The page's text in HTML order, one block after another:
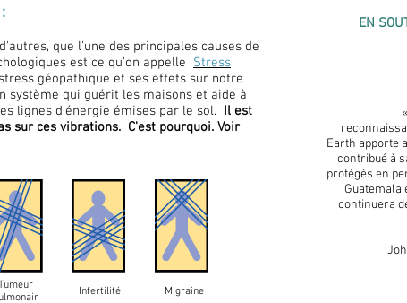
que l'une des principales causes de
est ce qu'on appelle Stress
géopathique et ses effets sur notre
système qui guérit les maisons et aide à
lignes d'énergie émises par le sol. Il est
sur ces vibrations. C'est pourquoi. Voir
Infertilité Migraine
EN
«
Earth apporte
contribué à
protégés en
Guatemala
continuera